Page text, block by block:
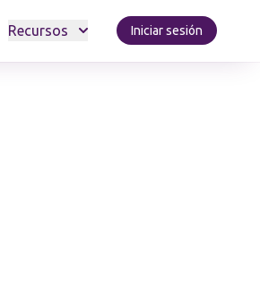
Recursos Iniciar sesión